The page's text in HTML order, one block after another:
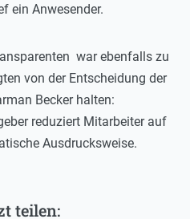
ein Anwesender.
war ebenfalls zu
von der Entscheidung der
Becker halten:
reduziert Mitarbeiter auf
Ausdrucksweise.